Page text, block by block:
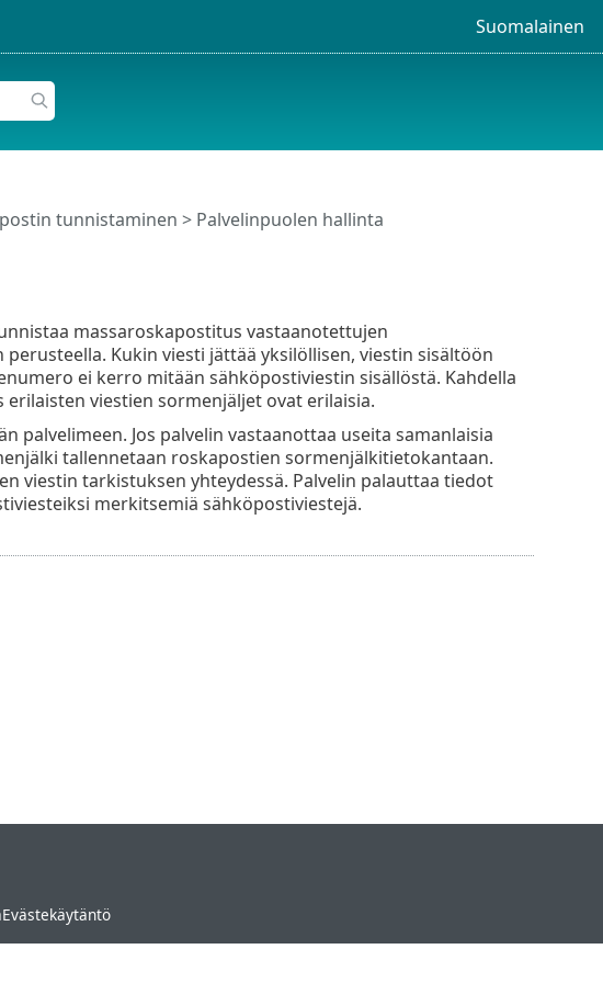
Suomalainen
tunnistaminen > Palvelinpuolen hallinta
massaroskapostitus vastaanotettujen
Kukin viesti jättää yksilöllisen, viestin sisältöön
ei kerro mitään sähköpostiviestin sisällöstä. Kahdella
viestien sormenjäljet ovat erilaisia.
palvelimeen. Jos palvelin vastaanottaa useita samanlaisia
tallennetaan roskapostien sormenjälkitietokantaan.
viestin tarkistuksen yhteydessä. Palvelin palauttaa tiedot
merkitsemiä sähköpostiviestejä.
Evästekäytäntö